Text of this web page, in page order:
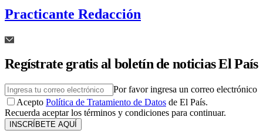
Practicante Redacción
Regístrate gratis al boletín de noticias El País
Por favor ingresa un correo electrónico
Acepto Política de Tratamiento de Datos de El País.
Recuerda aceptar los términos y condiciones para continuar.
INSCRÍBETE AQUÍ